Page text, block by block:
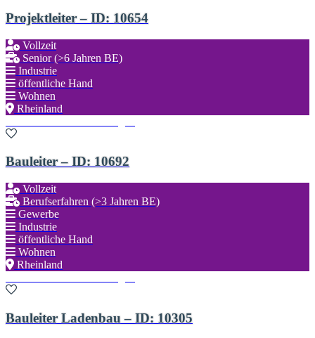
Projektleiter – ID: 10654
Vollzeit
Senior (>6 Jahren BE)
Industrie
öffentliche Hand
Wohnen
Rheinland
Bauleiter – ID: 10692
Vollzeit
Berufserfahren (>3 Jahren BE)
Gewerbe
Industrie
öffentliche Hand
Wohnen
Rheinland
Bauleiter Ladenbau – ID: 10305